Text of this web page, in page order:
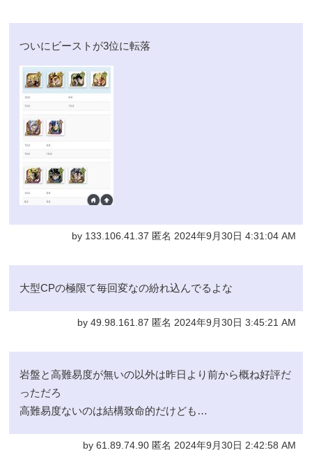
ついにビーストが3位に転落
by 133.106.41.37 匿名 2024年9月30日 4:31:04 AM
大型CPの極限て毎回変なの紛れ込んでるよな
by 49.98.161.87 匿名 2024年9月30日 3:45:21 AM
岩盤と高難易度が無いの以外は昨日より前から概ね好評だ
っただろ
高難易度ないのは結構致命的だけども…
by 61.89.74.90 匿名 2024年9月30日 2:42:58 AM